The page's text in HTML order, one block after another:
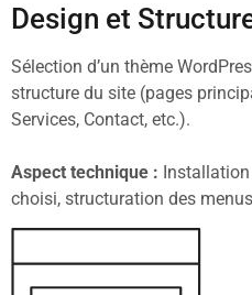
Design et
Sélection d’un thème
structure du site (pages
Services, Contact, etc.).
Aspect technique :
choisi, structuration des